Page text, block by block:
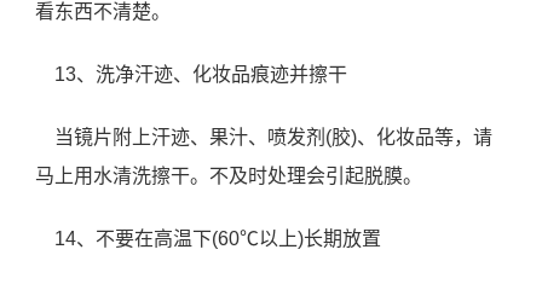
看东西不清楚。
13、洗净汗迹、化妆品痕迹并擦干
当镜片附上汗迹、果汁、喷发剂(胶)、化妆品等，请
马上用水清洗擦干。不及时处理会引起脱膜。
14、不要在高温下(60℃以上)长期放置